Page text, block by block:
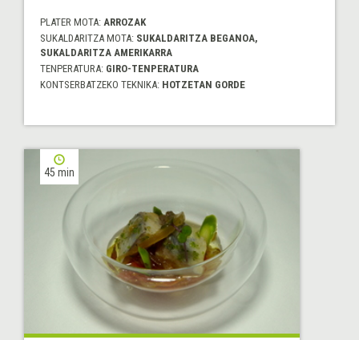
PLATER MOTA: ARROZAK
SUKALDARITZA MOTA: SUKALDARITZA BEGANOA,
SUKALDARITZA AMERIKARRA
TENPERATURA: GIRO-TENPERATURA
KONTSERBATZEKO TEKNIKA: HOTZETAN GORDE
45 min